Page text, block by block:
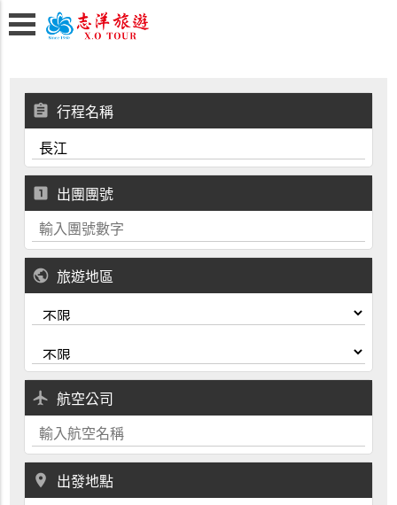
assignment 行程名稱
looks_one 出團團號
public 旅遊地區
local_airport 航空公司
place 出發地點